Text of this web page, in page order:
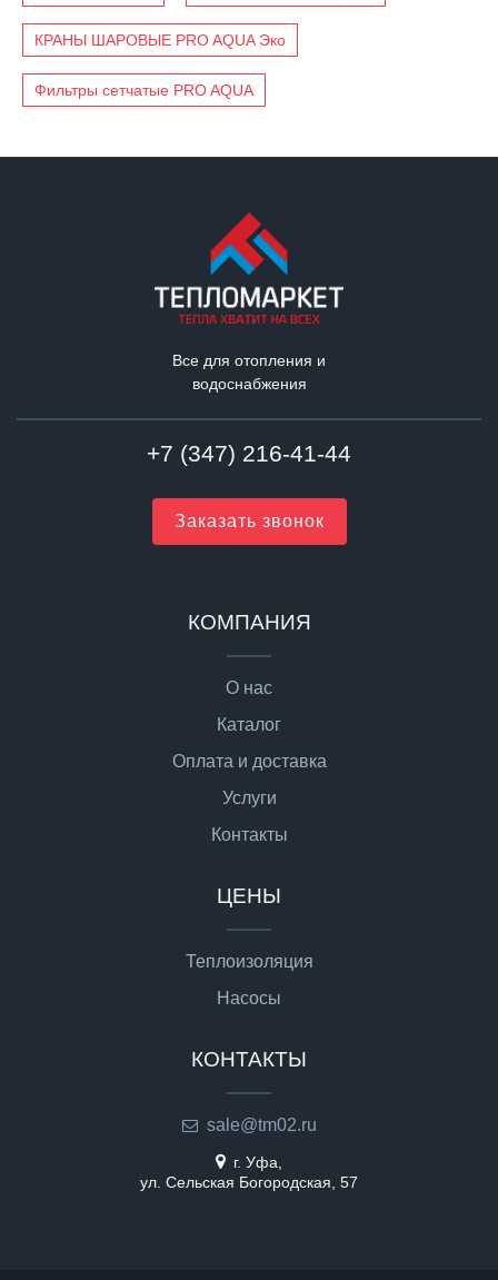
КРАНЫ ШАРОВЫЕ PRO AQUA Эко
Фильтры сетчатые PRO AQUA
Все для отопления и
водоснабжения
+7 (347) 216-41-44
Заказать звонок
КОМПАНИЯ
О нас
Каталог
Оплата и доставка
Услуги
Контакты
ЦЕНЫ
Теплоизоляция
Насосы
КОНТАКТЫ
sale@tm02.ru
г. Уфа,
ул. Сельская Богородская, 57